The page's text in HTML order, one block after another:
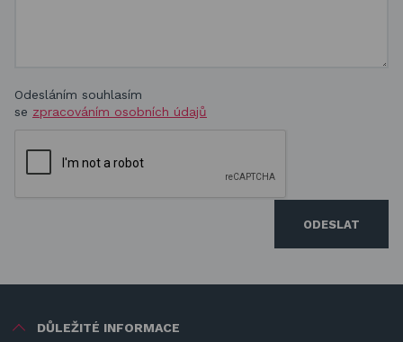
Odesláním souhlasím
se zpracováním osobních údajů
ODESLAT
DŮLEŽITÉ INFORMACE